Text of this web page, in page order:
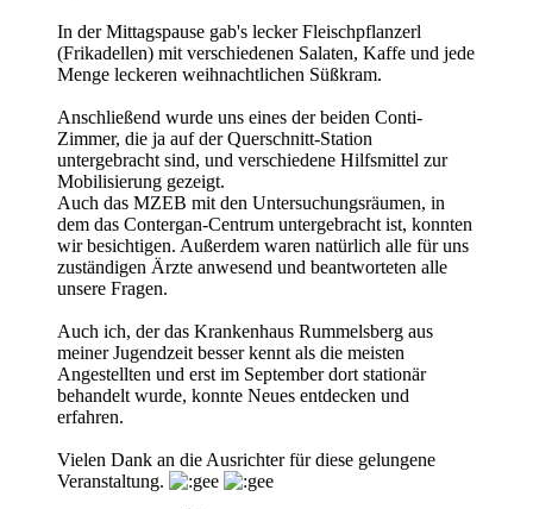
In der Mittagspause gab's lecker Fleischpflanzerl
(Frikadellen) mit verschiedenen Salaten, Kaffe und jede
Menge leckeren weihnachtlichen Süßkram.
Anschließend wurde uns eines der beiden Conti-
Zimmer, die ja auf der Querschnitt-Station
untergebracht sind, und verschiedene Hilfsmittel zur
Mobilisierung gezeigt.
Auch das MZEB mit den Untersuchungsräumen, in
dem das Contergan-Centrum untergebracht ist, konnten
wir besichtigen. Außerdem waren natürlich alle für uns
zuständigen Ärzte anwesend und beantworteten alle
unsere Fragen.
Auch ich, der das Krankenhaus Rummelsberg aus
meiner Jugendzeit besser kennt als die meisten
Angestellten und erst im September dort stationär
behandelt wurde, konnte Neues entdecken und
erfahren.
Vielen Dank an die Ausrichter für diese gelungene
Veranstaltung.